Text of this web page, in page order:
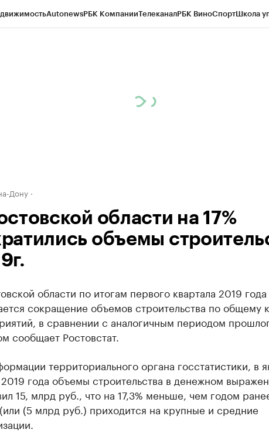
AutonewsРБК КомпанииТелеканалРБК ВиноСпортШкола
Дону
области на 17%
объемы
области по итогам первого квартала 2019 года
сокращение объемов строительства по общему
в сравнении с аналогичным периодом
сообщает Ростовстат.
территориального органа госстатистики, в
года объемы строительства в денежном
15, млрд руб., что на 17,3% меньше, чем годом
(5 млрд руб.) приходится на крупные и средние